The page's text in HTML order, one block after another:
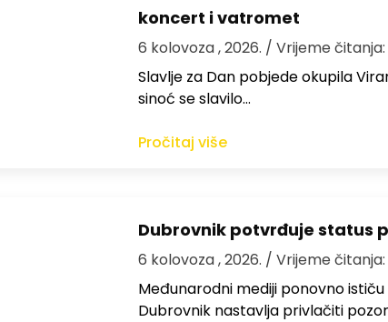
koncert i vatromet
6 kolovoza , 2026. / Vrijeme
Slavlje za Dan pobjede okupila
sinoć se slavilo…
Pročitaj više
Dubrovnik potvrđuje status
6 kolovoza , 2026. / Vrijeme čitanja:
Međunarodni mediji ponovno
Dubrovnik nastavlja privlačiti